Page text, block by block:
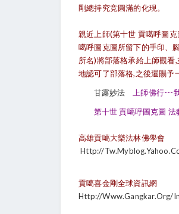
剛總持究竞圓滿的化現。
親近上師(第十世 貢噶呼圖
噶呼圖克圖所留下的手印、
所名)將部落格承給上師觀
地認可了部落格,之後還賜予
甘露妙法
上師佛行---
第十世 貢噶呼圖克圖 法
高雄貢噶大樂法林佛學會
Http://
貢噶喜金剛全球資訊網
Http://www.gangkar.org/